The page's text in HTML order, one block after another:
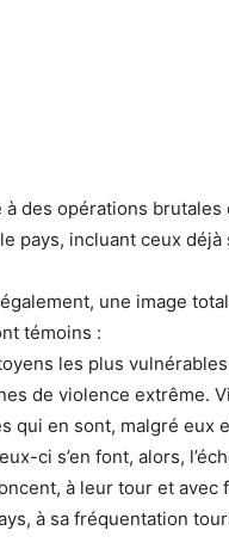
des opérations
pays, incluant ceux
une image
témoins :
les plus
de violence extrême.
qui en sont, malgré eux
ci s’en font, alors,
à leur tour et
à sa fréquentation